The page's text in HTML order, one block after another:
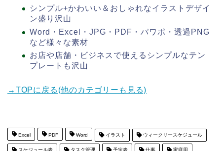
シンプル+かわいい＆おしゃれなイラストデザイ
ン盛り沢山
Word・Excel・JPG・PDF・パワポ・透過PNG
など様々な素材
お店や店舗・ビジネスで使えるシンプルなテン
プレートも沢山
→TOPに戻る(他のカテゴリーも見る)
Excel PDF Word イラスト ウィークリースケジュール
スケジュール表 タスク管理 予定表 仕事 家庭用